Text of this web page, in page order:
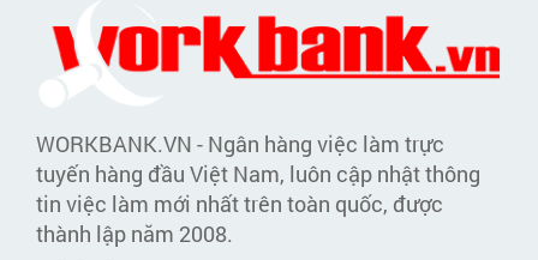
WORKBANK.VN - Ngân hàng việc làm trực
tuyến hàng đầu Việt Nam, luôn cập nhật thông
tin việc làm mới nhất trên toàn quốc, được
thành lập năm 2008.